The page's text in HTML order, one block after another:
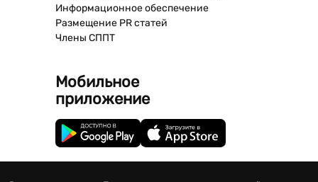
Информационное обеспечение
Размещение PR статей
Члены СППТ
Мобильное
приложение